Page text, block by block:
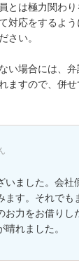
とは極力関わ
対応をするよ
さい。
い場合には、
ますので、併せ
いました。会社
ます。それで
お力をお借りし
れました。